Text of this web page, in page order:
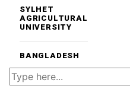
SYLHET
AGRICULTURAL
UNIVERSITY
BANGLADESH